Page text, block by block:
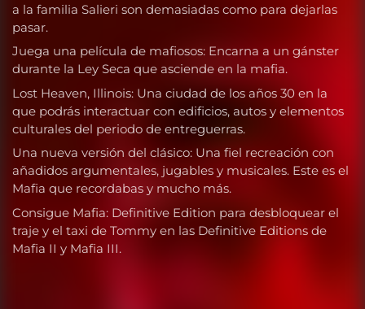
a la familia Salieri son demasiadas como para dejarlas
pasar.
Juega una película de mafiosos: Encarna a un gánster
durante la Ley Seca que asciende en la mafia.
Lost Heaven, Illinois: Una ciudad de los años 30 en la
que podrás interactuar con edificios, autos y elementos
culturales del periodo de entreguerras.
Una nueva versión del clásico: Una fiel recreación con
añadidos argumentales, jugables y musicales. Este es el
Mafia que recordabas y mucho más.
Consigue Mafia: Definitive Edition para desbloquear el
traje y el taxi de Tommy en las Definitive Editions de
Mafia II y Mafia III.